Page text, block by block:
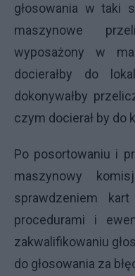
głosowania w taki
maszynowe
wyposażony w
docierałby do
dokonywałby
czym docierał by do
Po posortowaniu i
maszynowy
sprawdzeniem
procedurami i
zakwalifikowaniu
do głosowania za